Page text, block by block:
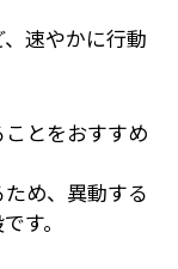
速やかに行動
とをおすすめ
め、異動する
す。